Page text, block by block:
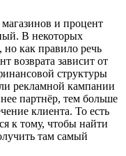
и процент
В некоторых
но как правило речь
возврата зависит от
структуры
рекламной кампании
партнёр, тем больше
клиента. То есть
к тому, чтобы найти
там самый